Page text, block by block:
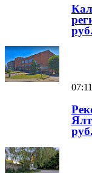
07:11
руб.